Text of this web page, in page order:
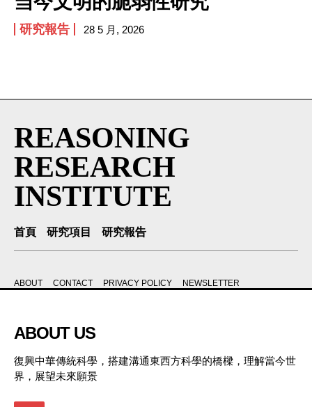
研究報告 28 5 月, 2026
REASONING
RESEARCH
INSTITUTE
首頁 研究項目 研究報告
ABOUT CONTACT PRIVACY POLICY NEWSLETTER
ABOUT US
復興中華傳統科學，搭建溝通東西方科學的橋樑，理解當今世
界，展望未來願景